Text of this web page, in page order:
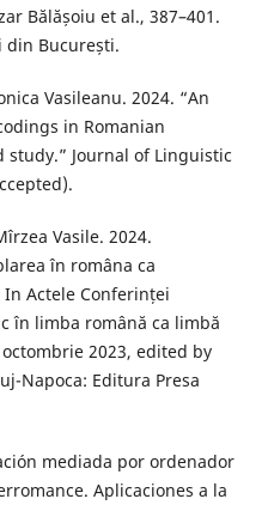
Bălășoiu et al., 387–401.
din București.
Vasileanu. 2024. “An
in Romanian
Journal of Linguistic
Vasile. 2024.
în româna ca
Actele Conferinței
în limba română ca limbă
2023, edited by
Napoca: Editura Presa
mediada por ordenador
Aplicaciones a la